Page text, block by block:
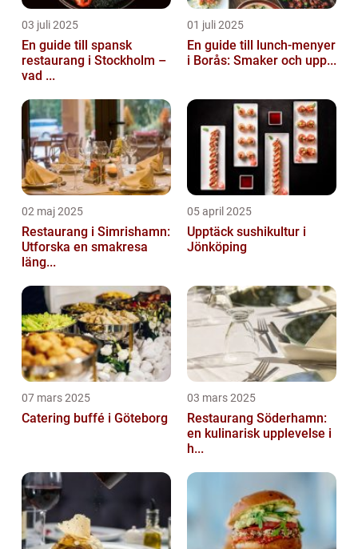
03 juli 2025
En guide till spansk
restaurang i Stockholm –
vad ...
01 juli 2025
En guide till lunch-menyer
i Borås: Smaker och upp...
02 maj 2025
Restaurang i Simrishamn:
Utforska en smakresa
läng...
05 april 2025
Upptäck sushikultur i
Jönköping
07 mars 2025
Catering buffé i Göteborg
03 mars 2025
Restaurang Söderhamn:
en kulinarisk upplevelse i
h...